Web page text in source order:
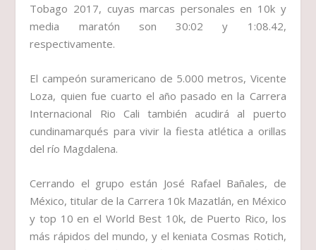
Tobago 2017, cuyas marcas personales en 10k y
media maratón son 30:02 y 1:08.42,
respectivamente.
El campeón suramericano de 5.000 metros, Vicente
Loza, quien fue cuarto el año pasado en la Carrera
Internacional Rio Cali también acudirá al puerto
cundinamarqués para vivir la fiesta atlética a orillas
del río Magdalena.
Cerrando el grupo están José Rafael Bañales, de
México, titular de la Carrera 10k Mazatlán, en México
y top 10 en el World Best 10k, de Puerto Rico, los
más rápidos del mundo, y el keniata Cosmas Rotich,